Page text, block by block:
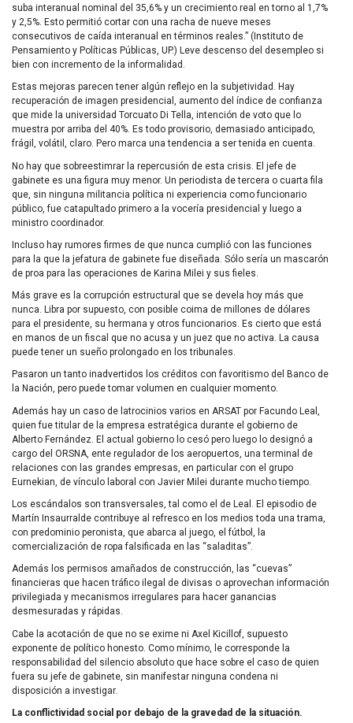
suba interanual nominal del 35,6% y un crecimiento real en torno al 1,7%
y 2,5%. Esto permitió cortar con una racha de nueve meses
consecutivos de caída interanual en términos reales.” (Instituto de
Pensamiento y Políticas Públicas, UP.) Leve descenso del desempleo si
bien con incremento de la informalidad.
Estas mejoras parecen tener algún reflejo en la subjetividad. Hay
recuperación de imagen presidencial, aumento del índice de confianza
que mide la universidad Torcuato Di Tella, intención de voto que lo
muestra por arriba del 40%. Es todo provisorio, demasiado anticipado,
frágil, volátil, claro. Pero marca una tendencia a ser tenida en cuenta.
No hay que sobreestimrar la repercusión de esta crisis. El jefe de
gabinete es una figura muy menor. Un periodista de tercera o cuarta fila
que, sin ninguna militancia política ni experiencia como funcionario
público, fue catapultado primero a la vocería presidencial y luego a
ministro coordinador.
Incluso hay rumores firmes de que nunca cumplió con las funciones
para la que la jefatura de gabinete fue diseñada. Sólo sería un mascarón
de proa para las operaciones de Karina Milei y sus fieles.
Más grave es la corrupción estructural que se devela hoy más que
nunca. Libra por supuesto, con posible coima de millones de dólares
para el presidente, su hermana y otros funcionarios. Es cierto que está
en manos de un fiscal que no acusa y un juez que no activa. La causa
puede tener un sueño prolongado en los tribunales.
Pasaron un tanto inadvertidos los créditos con favoritismo del Banco de
la Nación, pero puede tomar volumen en cualquier momento.
Además hay un caso de latrocinios varios en ARSAT por Facundo Leal,
quien fue titular de la empresa estratégica durante el gobierno de
Alberto Fernández. El actual gobierno lo cesó pero luego lo designó a
cargo del ORSNA, ente regulador de los aeropuertos, una terminal de
relaciones con las grandes empresas, en particular con el grupo
Eurnekian, de vínculo laboral con Javier Milei durante mucho tiempo.
Los escándalos son transversales, tal como el de Leal. El episodio de
Martín Insaurralde contribuye al refresco en los medios toda una trama,
con predominio peronista, que abarca al juego, el fútbol, la
comercialización de ropa falsificada en las “saladitas”.
Además los permisos amañados de construcción, las “cuevas”
financieras que hacen tráfico ilegal de divisas o aprovechan información
privilegiada y mecanismos irregulares para hacer ganancias
desmesuradas y rápidas.
Cabe la acotación de que no se exime ni Axel Kicillof, supuesto
exponente de político honesto. Como mínimo, le corresponde la
responsabilidad del silencio absoluto que hace sobre el caso de quien
fuera su jefe de gabinete, sin manifestar ninguna condena ni
disposición a investigar.
La conflictividad social por debajo de la gravedad de la situación.